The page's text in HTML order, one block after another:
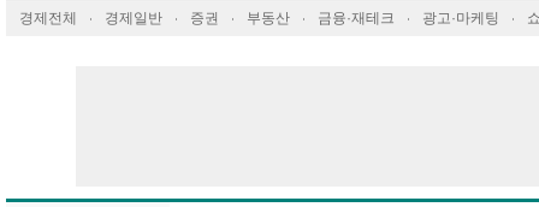
경제전체 경제일반 증권 부동산 금융·재테크 광고·마케팅